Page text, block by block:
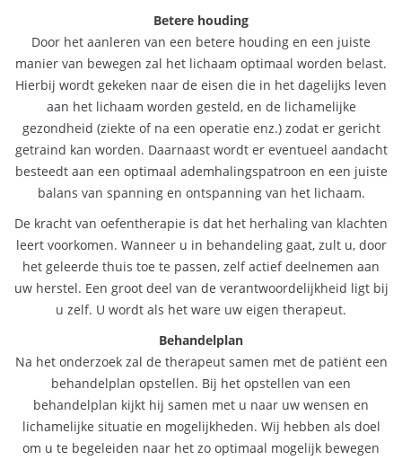
Betere houding
Door het aanleren van een betere houding en een juiste
manier van bewegen zal het lichaam optimaal worden belast.
Hierbij wordt gekeken naar de eisen die in het dagelijks leven
aan het lichaam worden gesteld, en de lichamelijke
gezondheid (ziekte of na een operatie enz.) zodat er gericht
getraind kan worden. Daarnaast wordt er eventueel aandacht
besteedt aan een optimaal ademhalingspatroon en een juiste
balans van spanning en ontspanning van het lichaam.
De kracht van oefentherapie is dat het herhaling van klachten
leert voorkomen. Wanneer u in behandeling gaat, zult u, door
het geleerde thuis toe te passen, zelf actief deelnemen aan
uw herstel. Een groot deel van de verantwoordelijkheid ligt bij
u zelf. U wordt als het ware uw eigen therapeut.
Behandelplan
Na het onderzoek zal de therapeut samen met de patiënt een
behandelplan opstellen. Bij het opstellen van een
behandelplan kijkt hij samen met u naar uw wensen en
lichamelijke situatie en mogelijkheden. Wij hebben als doel
om u te begeleiden naar het zo optimaal mogelijk bewegen